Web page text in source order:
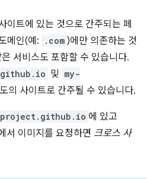
이트에 있는 것으로 간주되는 페
메인(예:
.com )에만 의존하는 것
서비스도 포함할 수 있습니다.
및 my-
의 사이트로 간주될 수 있습니다.
에 있고
서 이미지를 요청하면 크로스 사